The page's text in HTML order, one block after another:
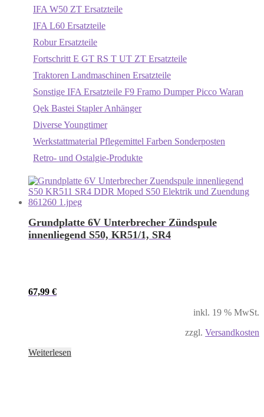
IFA W50 ZT Ersatzteile
IFA L60 Ersatzteile
Robur Ersatzteile
Fortschritt E GT RS T UT ZT Ersatzteile
Traktoren Landmaschinen Ersatzteile
Sonstige IFA Ersatzteile F9 Framo Dumper Picco Waran
Qek Bastei Stapler Anhänger
Diverse Youngtimer
Werkstattmaterial Pflegemittel Farben Sonderposten
Retro- und Ostalgie-Produkte
Grundplatte 6V Unterbrecher Zündspule
innenliegend S50, KR51/1, SR4
67,99 €
inkl. 19 % MwSt.
zzgl. Versandkosten
Weiterlesen